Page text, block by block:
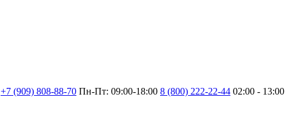
+7 (909) 808-88-70 Пн-Пт: 09:00-18:00 8 (800) 222-22-44 02:00 - 13:00